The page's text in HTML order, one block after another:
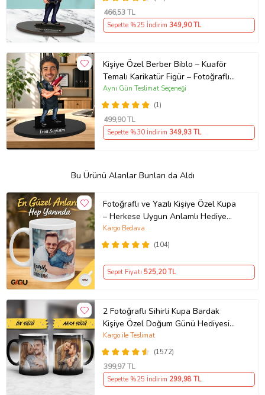
466,53 TL
Sepette %25 İndirim 349,90 TL
Kişiye Özel Berber Biblo – Kuaför
Temalı Karikatür Figür – Fotoğraflı
İsim Yazılı Hediye Saç Tasarım
Uzmanına Hediye Karikatür Biblo -
Fön Makinesi ve Tarak Detaylı Erkek
Kuaförüne Özel Esprili Karikatür
Biblo
(1)
Aynı Gün Teslimat Seçeneği
499,90 TL
Sepette %30 İndirim 349,93 TL
Bu Ürünü Alanlar Bunları da Aldı
Fotoğraflı ve Yazılı Kişiye Özel Kupa
– Herkese Uygun Anlamlı Hediye
Porselen Baskılı Kupa (Beyaz)
(104)
Kargo Bedava
Sepet Fiyatı 525,20 TL
2 Fotoğraflı Sihirli Kupa Bardak
Kişiye Özel Doğum Günü Hediyesi
Sevgiliye Hediye Anneye Babaya
Ablaya Abiye Kız Erkek Kardeşe
Arkadaşa Resimli Günü Yıl Dönümü
Hediyesi
(1572)
Kargo ile Teslimat
399,97 TL
Sepette %25 İndirim 299,98 TL